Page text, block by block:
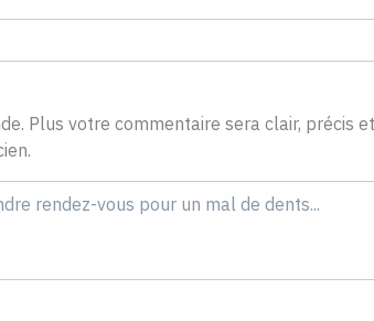
Plus votre commentaire sera clair, précis